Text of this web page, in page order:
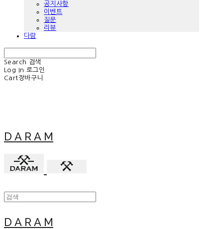
공지사항
이벤트
질문
리뷰
다람
Search
검색
Log In 로그인
Cart장바구니
D A R A M
D A R A M